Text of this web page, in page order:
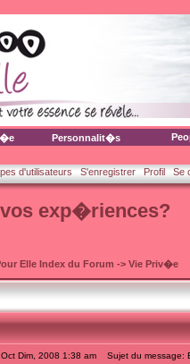
Personnalit�s
d'utilisateurs S'enregistrer Profil Se
exp�riences?
Elle Index du Forum -> Vie Priv�e
Dim, 2008 1:38 am Sujet du message: